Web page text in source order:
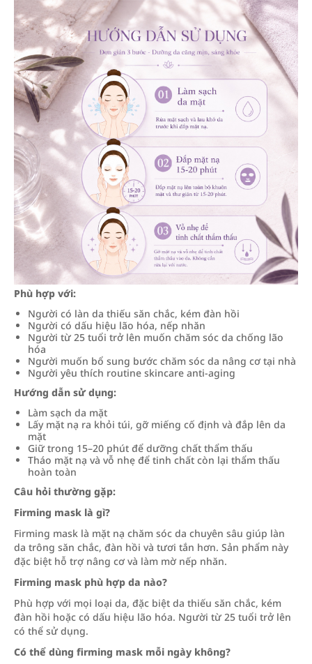
Phù hợp với:
Người có làn da thiếu săn chắc, kém đàn hồi
Người có dấu hiệu lão hóa, nếp nhăn
Người từ 25 tuổi trở lên muốn chăm sóc da chống lão
hóa
Người muốn bổ sung bước chăm sóc da nâng cơ tại nhà
Người yêu thích routine skincare anti-aging
Hướng dẫn sử dụng:
Làm sạch da mặt
Lấy mặt nạ ra khỏi túi, gỡ miếng cố định và đắp lên da
mặt
Giữ trong 15–20 phút để dưỡng chất thẩm thấu
Tháo mặt nạ và vỗ nhẹ để tinh chất còn lại thẩm thấu
hoàn toàn
Câu hỏi thường gặp:
Firming mask là gì?
Firming mask là mặt nạ chăm sóc da chuyên sâu giúp làn
da trông săn chắc, đàn hồi và tươi tắn hơn. Sản phẩm này
đặc biệt hỗ trợ nâng cơ và làm mờ nếp nhăn.
Firming mask phù hợp da nào?
Phù hợp với mọi loại da, đặc biệt da thiếu săn chắc, kém
đàn hồi hoặc có dấu hiệu lão hóa. Người từ 25 tuổi trở lên
có thể sử dụng.
Có thể dùng firming mask mỗi ngày không?